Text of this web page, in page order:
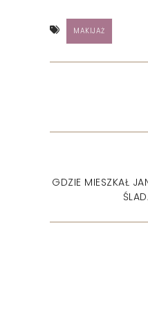
MAKIJAŻ
GDZIE MIESZKAŁ